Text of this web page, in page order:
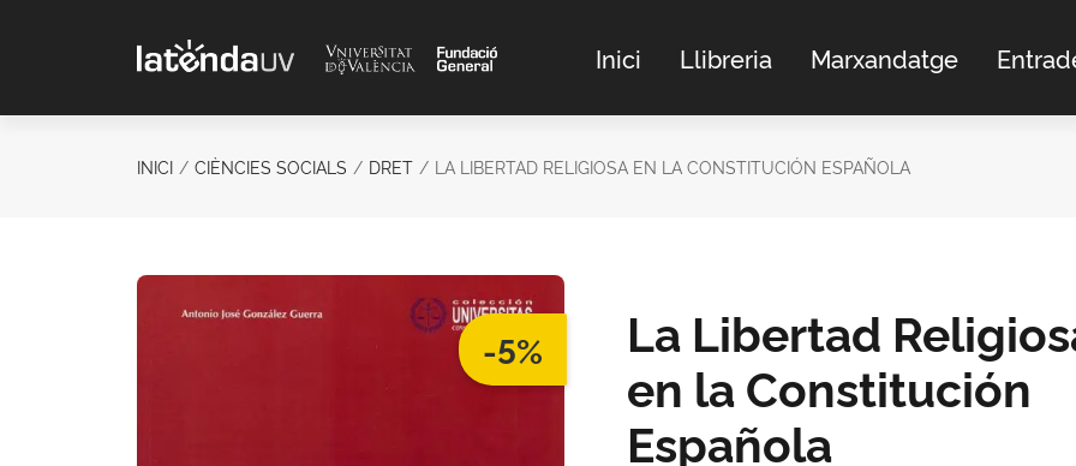
Inici Llibreria Marxandatge
INICI CIÈNCIES SOCIALS DRET LA LIBERTAD RELIGIOSA EN LA CONSTITUCIÓN ESPAÑOLA
-5%
La Libertad
en la Constitución
Española